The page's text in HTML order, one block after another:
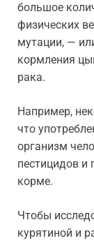
большое
физических
мутации, —
кормления
рака.
Например,
что
организм
пестицидов и
корме.
Чтобы
курятиной и